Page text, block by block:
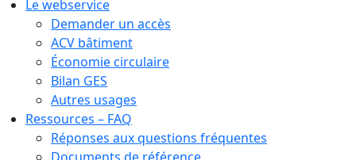
Le webservice
Demander un accès
ACV bâtiment
Économie circulaire
Bilan GES
Autres usages
Ressources – FAQ
Réponses aux questions fréquentes